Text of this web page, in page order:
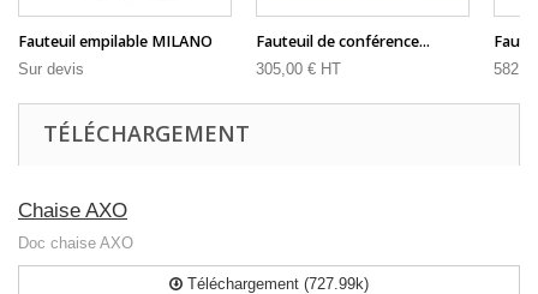
Fauteuil empilable MILANO
Sur devis
Fauteuil de conférence...
305,00 € HT
TÉLÉCHARGEMENT
Chaise AXO
Doc chaise AXO
Téléchargement (727.99k)